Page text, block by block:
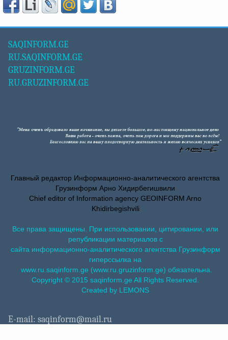
SAQINFORM.GE
RU.SAQINFORM.GE
GRUZINFORM.GE
RU.GRUZINFORM.GE
Главный редактор Информационно-аналитического агентства
Грузинформ Арно Хидирбегишвили
Chief editor of Information agency GEOINFORM Arno
Khidirbegishvili
Все права защищены. При использовании, цитировании, или
републикации материалов с
сайта информационно-аналитического агентства Грузинформ
гиперссылка на
www.ru.saqinform.ge (www.ru.gruzinform.ge) обязательна.
Copyright © 2015 saqinform.ge All Rights Reserved.
Created by LEMONS
E-mail: saqinform@mail.ru